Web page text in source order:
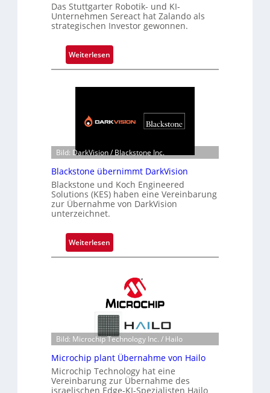
Das Stuttgarter Robotik- und KI-
Unternehmen Sereact hat Zalando als
strategischen Investor gewonnen.
Weiterlesen:
Z
n
b
e
t
e
i
l
i
g
t
h
a
n
S
e
r
e
Bild: DarkVision / Blackstone Inc.
Blackstone übernimmt DarkVision
Blackstone und Koch Engineered
Solutions (KES) haben eine Vereinbarung
zur Übernahme von DarkVision
unterzeichnet.
Weiterlesen:
B
k
s
t
o
n
e
ü
Bild: Microchip Technology Inc. / Hailo
Microchip plant Übernahme von Hailo
Microchip Technology hat eine
Vereinbarung zur Übernahme des
israelischen Edge-KI-Spezialisten Hailo